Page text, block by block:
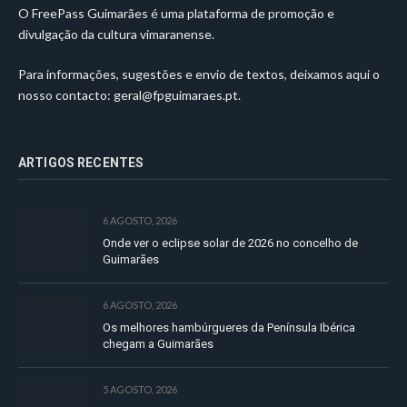
O FreePass Guimarães é uma plataforma de promoção e
divulgação da cultura vimaranense.
Para informações, sugestões e envio de textos, deixamos aqui o
nosso contacto: geral@fpguimaraes.pt.
ARTIGOS RECENTES
6 AGOSTO, 2026
Onde ver o eclipse solar de 2026 no concelho de
Guimarães
6 AGOSTO, 2026
Os melhores hambúrgueres da Península Ibérica
chegam a Guimarães
5 AGOSTO, 2026